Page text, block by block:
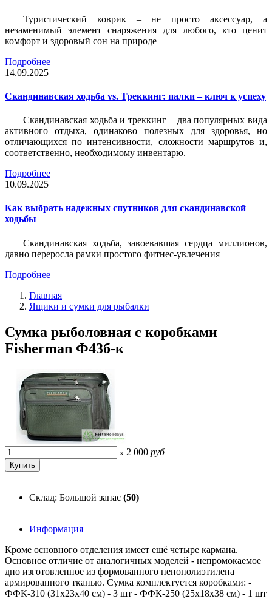
Туристический коврик – не просто аксессуар, а
незаменимый элемент снаряжения для любого, кто ценит
комфорт и здоровый сон на природе
Подробнее
14.09.2025
Скандинавская ходьба vs. Треккинг: палки – ключ к успеху
Скандинавская ходьба и треккинг – два популярных вида
активного отдыха, одинаково полезных для здоровья, но
отличающихся по интенсивности, сложности маршрутов и,
соответственно, необходимому инвентарю.
Подробнее
10.09.2025
Как выбрать надежных спутников для скандинавской
ходьбы
Скандинавская ходьба, завоевавшая сердца миллионов,
давно переросла рамки простого фитнес-увлечения
Подробнее
Главная
Ящики и сумки для рыбалки
Сумка рыболовная с коробками
Fisherman Ф43б-к
x 2 000 руб
Склад: Большой запас (50)
Информация
Кроме основного отделения имеет ещё четыре кармана.
Основное отличие от аналогичных моделей - непромокаемое
дно изготовленное из формованного пенополиэтилена
армированного тканью. Сумка комплектуется коробками: -
ФФК-310 (31х23х40 см) - 3 шт - ФФК-250 (25х18х38 см) - 1 шт